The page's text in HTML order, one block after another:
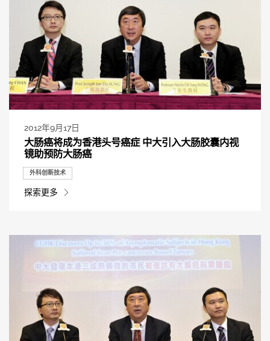
2012年9月17日
大肠癌将成为香港头号癌症 中大引入大肠胶囊内视
镜助预防大肠癌
外科创新技术
探索更多